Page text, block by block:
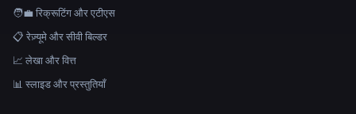
🧑‍💼 रिक्रूटिंग और एटीएस
📋 रेज़्यूमे और सीवी बिल्डर
📈 लेखा और वित्त
📊 स्लाइड और प्रस्तुतियाँ